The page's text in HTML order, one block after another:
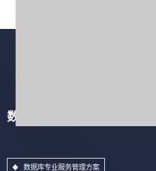
数据库专业服务管理方案
数据库专业服务管理方案